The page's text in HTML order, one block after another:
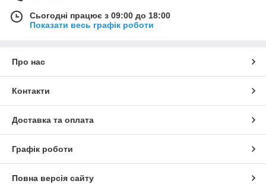
Сьогодні працює з 09:00 до 18:00
Показати весь графік роботи
Про нас
Контакти
Доставка та оплата
Графік роботи
Повна версія сайту